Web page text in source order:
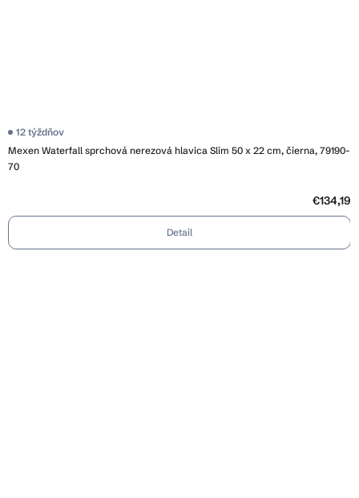
Mexen Waterfall sprchová nerezová hlavica Slim 50 x 22 cm, čierna, 79190-
70
12 týždňov
€134,19
Detail